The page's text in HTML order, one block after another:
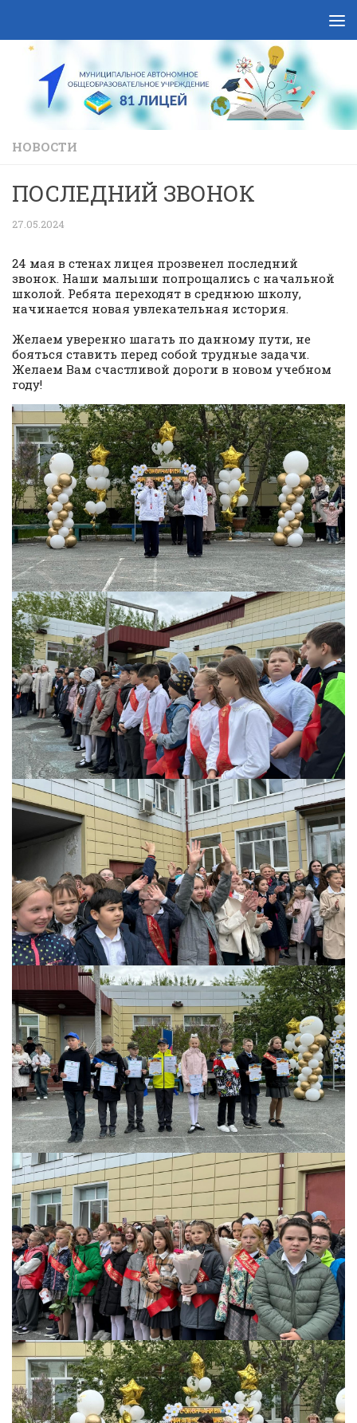
НОВОСТИ
ПОСЛЕДНИЙ ЗВОНОК
27.05.2024
24 мая в стенах лицея прозвенел последний
звонок. Наши малыши попрощались с начальной
школой. Ребята переходят в среднюю школу,
начинается новая увлекательная история.
Желаем уверенно шагать по данному пути, не
бояться ставить перед собой трудные задачи.
Желаем Вам счастливой дороги в новом учебном
году!